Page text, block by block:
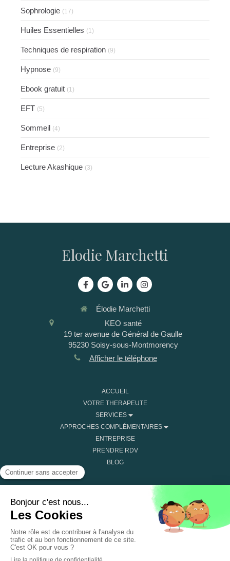
Sophrologie (17)
Huiles Essentielles (1)
Techniques de respiration (9)
Hypnose (9)
Ebook gratuit (1)
EFT (5)
Sommeil (4)
Entreprise (2)
Lecture Akashique (3)
Elodie Marchetti
Élodie Marchetti
KEO santé
19 ter avenue de Général de Gaulle
95230 Soisy-sous-Montmorency
Afficher le téléphone
ACCUEIL
VOTRE THERAPEUTE
SERVICES
APPROCHES COMPLÉMENTAIRES
ENTREPRISE
PRENDRE RDV
BLOG